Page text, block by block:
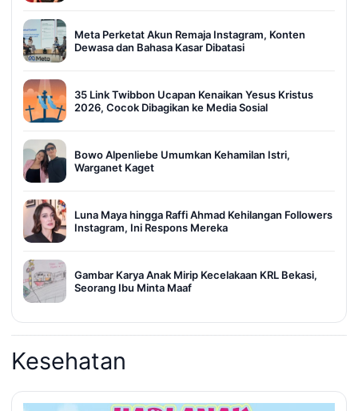
Meta Perketat Akun Remaja Instagram, Konten
Dewasa dan Bahasa Kasar Dibatasi
35 Link Twibbon Ucapan Kenaikan Yesus Kristus
2026, Cocok Dibagikan ke Media Sosial
Bowo Alpenliebe Umumkan Kehamilan Istri,
Warganet Kaget
Luna Maya hingga Raffi Ahmad Kehilangan Followers
Instagram, Ini Respons Mereka
Gambar Karya Anak Mirip Kecelakaan KRL Bekasi,
Seorang Ibu Minta Maaf
Kesehatan